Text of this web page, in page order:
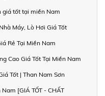
giá tốt tại miền Nam
Máy, Lò Hơi Giá Tốt
Rẻ Tại Miền Nam
Cao Giá Tốt Tại Miền Nam
Tốt | Than Nam Sơn
[GIÁ TỐT - CHẤT